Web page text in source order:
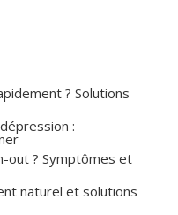
? Solutions
:
out ? Symptômes et
naturel et solutions